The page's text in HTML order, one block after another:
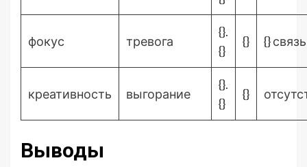
фокус тревога
{}.
{}
{} {} связь
креативность выгорание
{}.
{}
{}
Выводы